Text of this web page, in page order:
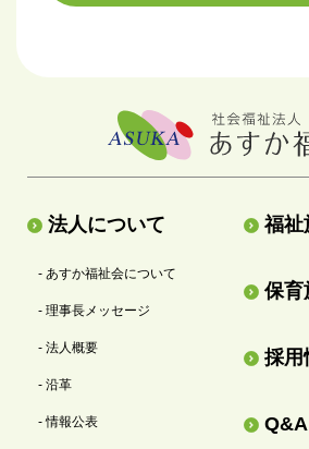
法人について
- あすか福祉会について
- 理事長メッセージ
- 法人概要
- 沿革
- 情報公表
福祉
保育
採用
Q&A